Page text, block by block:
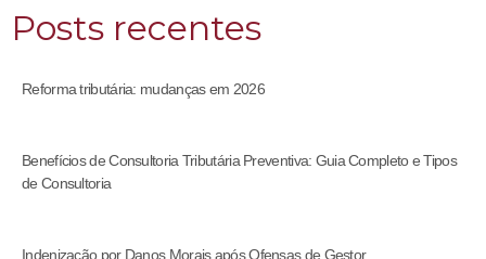
Posts recentes
Reforma tributária: mudanças em 2026
Benefícios de Consultoria Tributária Preventiva: Guia Completo e Tipos
de Consultoria
Indenização por Danos Morais após Ofensas de Gestor